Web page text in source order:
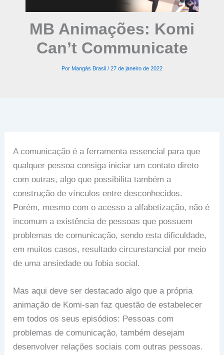
MB Animações: Komi
Can’t Communicate
Por Mangás Brasil / 27 de janeiro de 2022
A comunicação é a ferramenta essencial para que
qualquer pessoa consiga iniciar um contato direto
com outras, algo que possibilita também a
construção de vínculos entre desconhecidos.
Porém, mesmo com o acesso a alfabetização, não é
incomum a existência de pessoas que possuem
problemas de comunicação, sendo esta dificuldade,
em muitos casos, resultado circunstancial por meio
de uma ansiedade ou fobia social.
Mas aqui deve ser destacado algo que a própria
animação de Komi-san faz questão de estabelecer
em todos os seus episódios: Pessoas com
problemas de comunicação, também desejam
desenvolver relações sociais com outras pessoas.